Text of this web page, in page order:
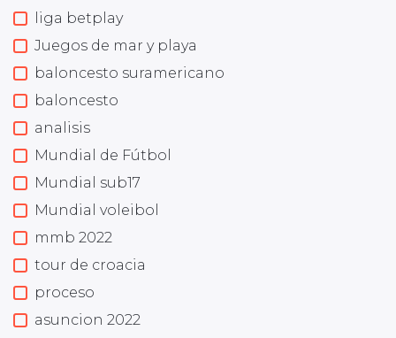
liga betplay
Juegos de mar y playa
baloncesto suramericano
baloncesto
analisis
Mundial de Fútbol
Mundial sub17
Mundial voleibol
mmb 2022
tour de croacia
proceso
asuncion 2022